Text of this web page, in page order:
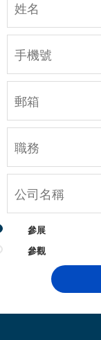
參展
參觀